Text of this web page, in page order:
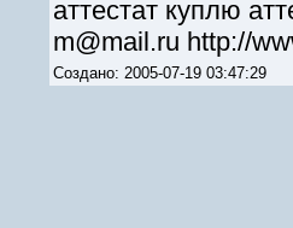
аттестат куплю
m@mail.ru http://
Создано: 2005-07-19 03:47:29